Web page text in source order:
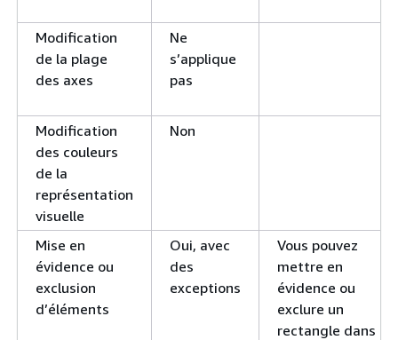
Modification
de la plage
des axes
Ne
s’applique
pas
Modification
des couleurs
de la
représentation
visuelle
Non
Mise en
évidence ou
exclusion
d’éléments
Oui, avec
des
exceptions
Vous pouvez
mettre en
évidence ou
exclure un
rectangle dans